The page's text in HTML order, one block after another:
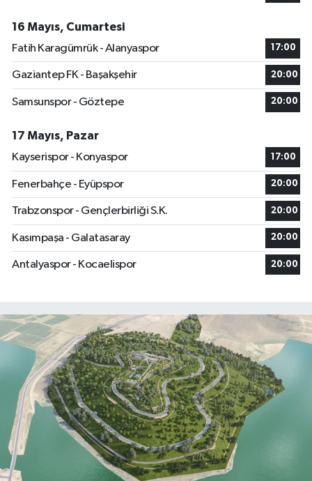
16 Mayıs, Cumartesi
Fatih Karagümrük - Alanyaspor
17:00
Gaziantep FK - Başakşehir 20:00
Samsunspor - Göztepe 20:00
17 Mayıs, Pazar
Kayserispor - Konyaspor
17:00
Fenerbahçe - Eyüpspor 20:00
Trabzonspor - Gençlerbirliği S.K. 20:00
Kasımpaşa - Galatasaray 20:00
Antalyaspor - Kocaelispor 20:00